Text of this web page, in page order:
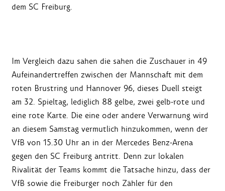
dem SC Freiburg.
Im Vergleich dazu sahen die sahen die Zuschauer in 49
Aufeinandertreffen zwischen der Mannschaft mit dem
roten Brustring und Hannover 96, dieses Duell steigt
am 32. Spieltag, lediglich 88 gelbe, zwei gelb-rote und
eine rote Karte. Die eine oder andere Verwarnung wird
an diesem Samstag vermutlich hinzukommen, wenn der
VfB von 15.30 Uhr an in der Mercedes Benz-Arena
gegen den SC Freiburg antritt. Denn zur lokalen
Rivalität der Teams kommt die Tatsache hinzu, dass der
VfB sowie die Freiburger noch Zähler für den